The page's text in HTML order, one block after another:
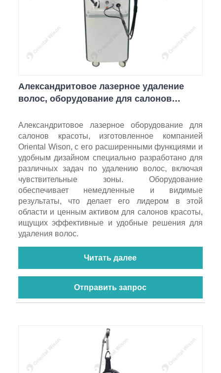
Александритовое лазерное удаление
волос, оборудование для салонов
Александритовое лазерное оборудование для
салонов красоты, изготовленное компанией
Oriental Wison, с его расширенными функциями и
удобным дизайном специально разработано для
различных задач по удалению волос, включая
чувствительные зоны. Оборудование
обеспечивает немедленные и видимые
результаты, что делает его лидером в этой
области и ценным активом для салонов красоты,
ищущих эффективные и удобные решения для
удаления волос.
Читать далее
Отправить запрос